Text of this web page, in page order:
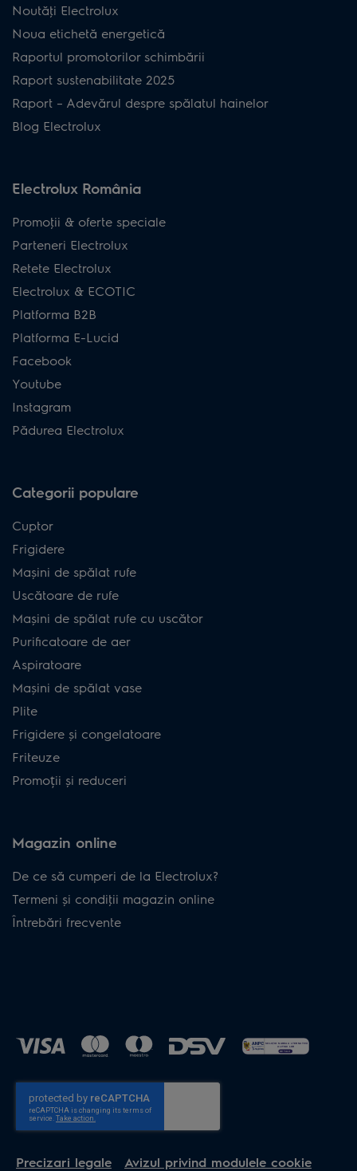
Noutăţi Electrolux
Noua etichetă energetică
Raportul promotorilor schimbării
Raport sustenabilitate 2025
Raport – Adevărul despre spălatul hainelor
Blog Electrolux
Electrolux România
Promoţii & oferte speciale
Parteneri Electrolux
Retete Electrolux
Electrolux & ECOTIC
Platforma B2B
Platforma E-Lucid
Facebook
Youtube
Instagram
Pădurea Electrolux
Categorii populare
Cuptor
Frigidere
Mașini de spălat rufe
Uscătoare de rufe
Mașini de spălat rufe cu uscător
Purificatoare de aer
Aspiratoare
Mașini de spălat vase
Plite
Frigidere și congelatoare
Friteuze
Promoții și reduceri
Magazin online
De ce să cumperi de la Electrolux?
Termeni și condiţii magazin online
Întrebări frecvente
Precizari legale Avizul privind modulele cookie